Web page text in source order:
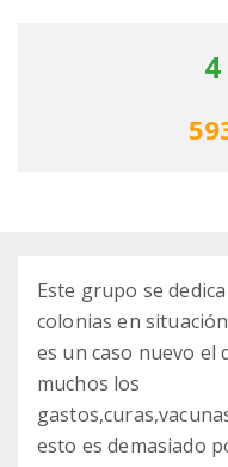
4
Este grupo se
colonias en
es un caso nuevo el
muchos los
esto es demasiado